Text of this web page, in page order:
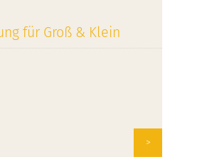
für Groß & Klein
>